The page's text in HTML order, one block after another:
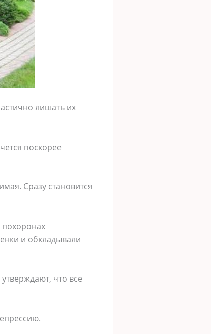
лишать их
поскорее
Сразу становится
и обкладывали
что все